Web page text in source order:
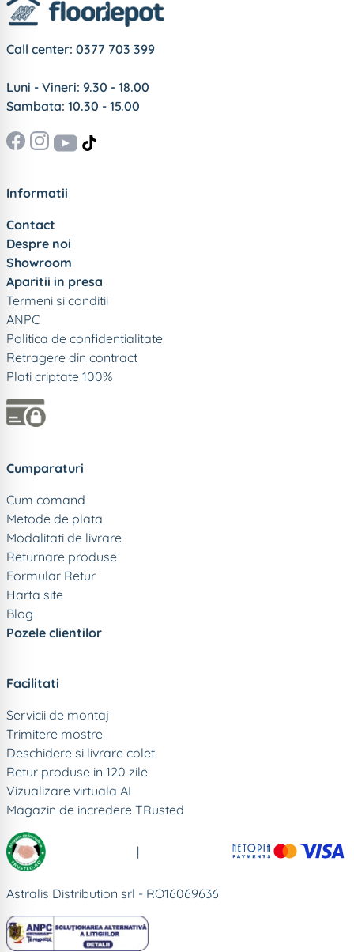
Call center: 0377 703 399
Luni - Vineri: 9.30 - 18.00
Sambata: 10.30 - 15.00
Informatii
Contact
Despre noi
Showroom
Aparitii in presa
Termeni si conditii
ANPC
Politica de confidentialitate
Retragere din contract
Plati criptate 100%
Cumparaturi
Cum comand
Metode de plata
Modalitati de livrare
Returnare produse
Formular Retur
Harta site
Blog
Pozele clientilor
Facilitati
Servicii de montaj
Trimitere mostre
Deschidere si livrare colet
Retur produse in 120 zile
Vizualizare virtuala AI
Magazin de incredere TRusted
|
Astralis Distribution srl - RO16069636